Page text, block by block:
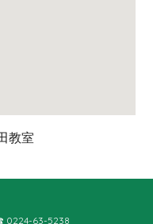
教室
0224-63-5238